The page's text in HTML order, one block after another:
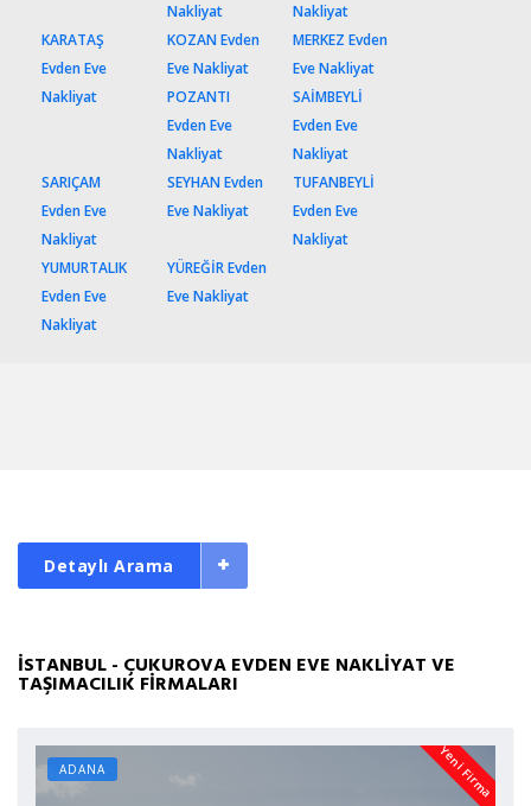
Nakliyat
Nakliyat
KARATAŞ
Evden Eve
Nakliyat
KOZAN Evden
Eve Nakliyat
MERKEZ Evden
Eve Nakliyat
POZANTI
Evden Eve
Nakliyat
SAİMBEYLİ
Evden Eve
Nakliyat
SARIÇAM
Evden Eve
Nakliyat
SEYHAN Evden
Eve Nakliyat
TUFANBEYLİ
Evden Eve
Nakliyat
YUMURTALIK
Evden Eve
Nakliyat
YÜREĞİR Evden
Eve Nakliyat
Detaylı Arama
İSTANBUL - ÇUKUROVA EVDEN EVE NAKLİYAT VE
TAŞIMACILIK FİRMALARI
Yeni Firma
ADANA